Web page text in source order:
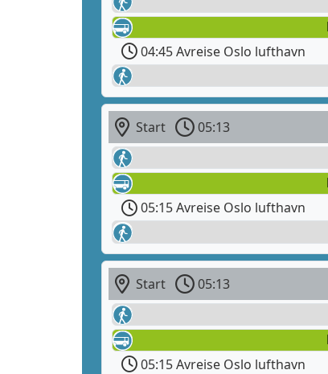
04:45 Avreise Oslo lufthavn
Start 05:13
05:15 Avreise Oslo lufthavn
Start 05:13
05:15 Avreise Oslo lufthavn